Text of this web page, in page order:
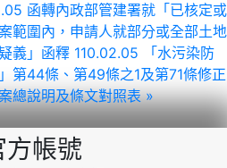
函轉內政部管建署就「已核定或
範圍內，申請人就部分或全部土地
義」函釋 110.02.05 「水污染防
第44條、第49條之1及第71條修正
總說明及條文對照表 »
帳號